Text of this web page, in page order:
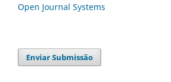
Open Journal Systems
Enviar Submissão